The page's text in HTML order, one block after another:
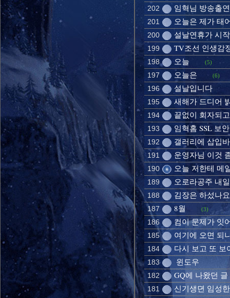
202 임혁님 방송출
201 오늘은 제가 태
200 설날연휴가 시
199 TV조선 인생감
198 오늘 (5)
197 오늘은 (6)
196 설날입니다
195 새해가 드디어
194 끝없이 회자되
193 임혁홈 SSL 보
192 갤러리에 삽입
191 운영자님 이것
190 오늘 저한테 메
189 오로라공주 내
188 김장은 하섰나요
187 8월 (3)
186 컴이 문제가 잇
185 여기에 오면 되
184 다시 보고 또 보
183 윈도우
182 GQ에 나왔던 글
181 신기생뎐 임성